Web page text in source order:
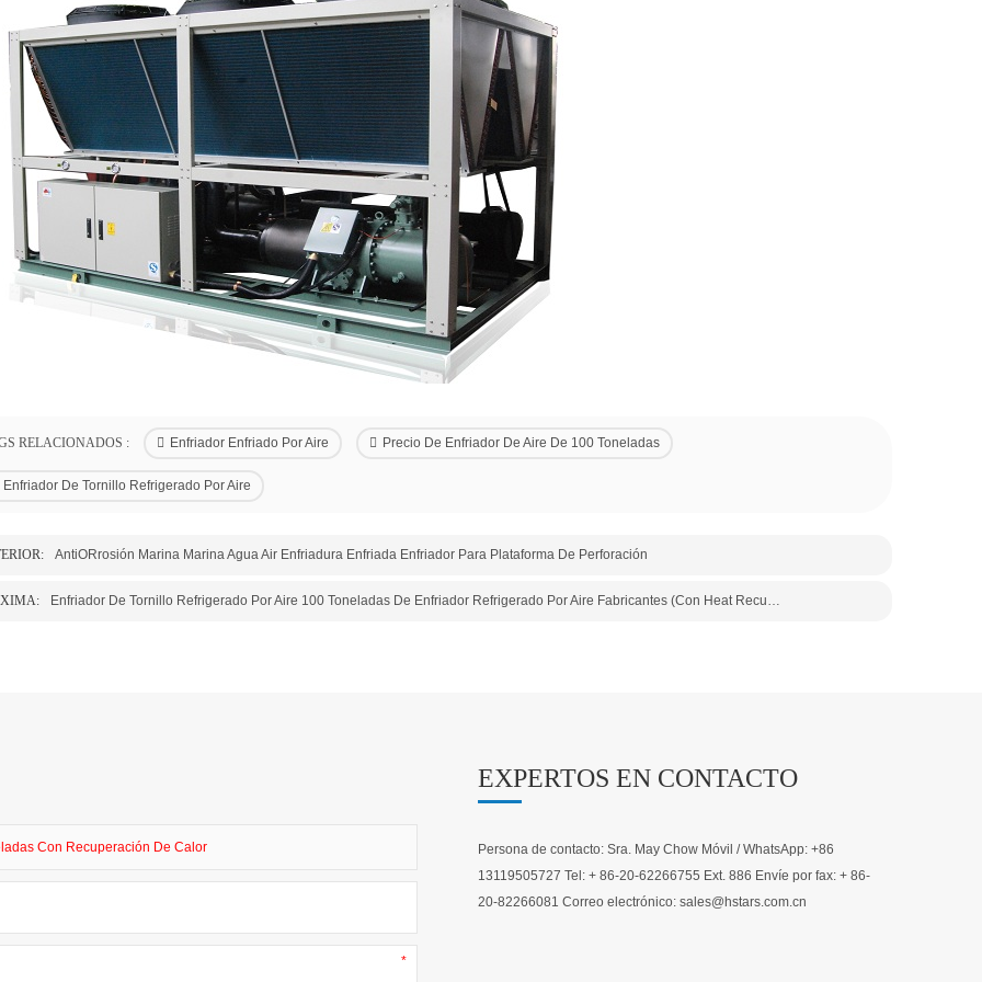
RELACIONADOS : Enfriador Enfriado Por Aire Precio De Enfriador De Aire De 100 Toneladas
Enfriador De Tornillo Refrigerado Por Aire
AntiORrosión Marina Marina Agua Air Enfriadura Enfriada Enfriador Para Plataforma De Perforación
Enfriador De Tornillo Refrigerado Por Aire 100 Toneladas De Enfriador Refrigerado Por Aire Fabricantes (con Heat Recuperación)
Con Recuperación De Calor
EXPERTOS EN CONTACTO
Persona de contacto: Sra. May Chow Móvil / WhatsApp: +86
13119505727 Tel: + 86-20-62266755 Ext. 886 Envíe por fax: + 86-
20-82266081 Correo electrónico: sales@hstars.com.cn